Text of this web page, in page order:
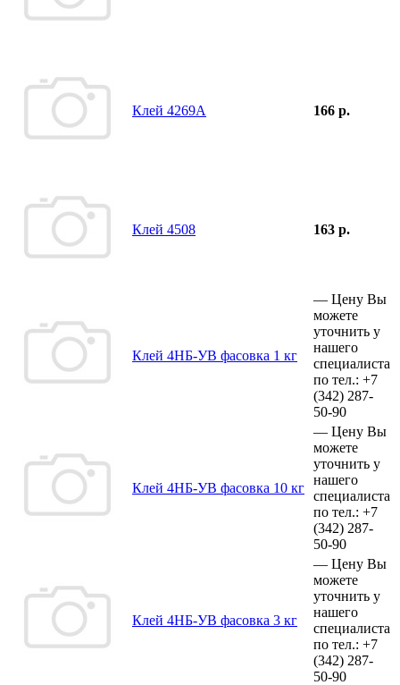
Клей 4269А 166 р.
Клей 4508 163 р.
Клей 4НБ-УВ фасовка 1 кг
— Цену Вы
можете
уточнить у
нашего
специалиста
по тел.: +7
(342) 287-
50-90
Клей 4НБ-УВ фасовка 10 кг
— Цену Вы
можете
уточнить у
нашего
специалиста
по тел.: +7
(342) 287-
50-90
Клей 4НБ-УВ фасовка 3 кг
— Цену Вы
можете
уточнить у
нашего
специалиста
по тел.: +7
(342) 287-
50-90